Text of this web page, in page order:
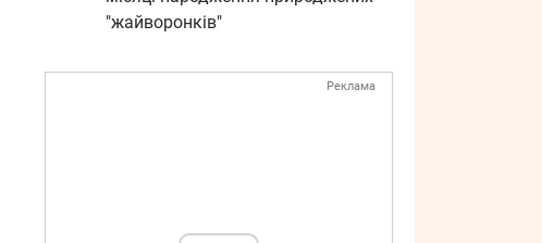
"жайворонків"
Реклама